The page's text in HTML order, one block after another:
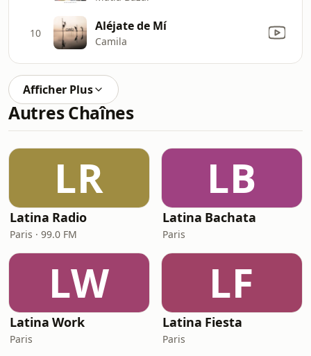
10 Aléjate de Mí
Camila
Afficher Plus
Autres Chaînes
LR
Latina Radio
Paris · 99.0 FM
LB
Latina Bachata
Paris
LW
Latina Work
Paris
LF
Latina Fiesta
Paris